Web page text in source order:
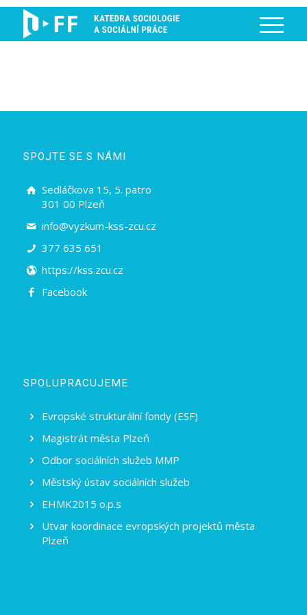
SPOJTE SE S NÁMI
Sedláčkova 15, 5. patro
301 00 Plzeň
info@vyzkum-kss-zcu.cz
377 635 651
https://kss.zcu.cz
Facebook
SPOLUPRACUJEME
Evropské strukturální fondy (ESF)
Magistrát města Plzeň
Odbor sociálních služeb MMP
Městský ústav sociálních služeb
EHMK2015 o.p.s
Utvar koordinace evropských projektů města
Plzeň